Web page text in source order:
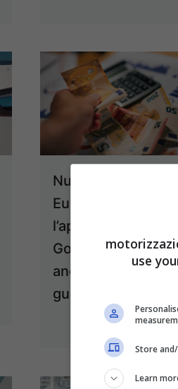
Nuova tassa in
Europa, c’è
l’approvazione del
Governo italiano:
ancora colpa della
guerra
13 Aprile
use
Store
Learn